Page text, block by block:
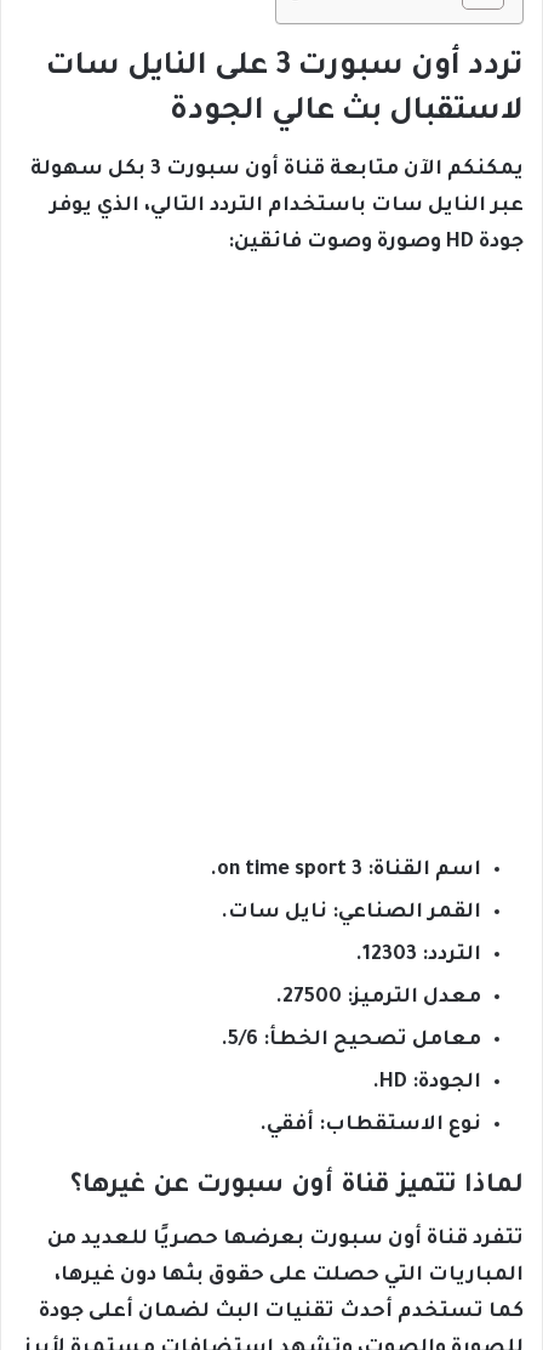
تردد أون سبورت 3 على النايل سات
لاستقبال بث عالي الجودة
يمكنكم الآن متابعة قناة أون سبورت 3 بكل سهولة
عبر النايل سات باستخدام التردد التالي، الذي يوفر
جودة HD وصورة وصوت فائقين:
اسم القناة: on time sport 3.
القمر الصناعي: نايل سات.
التردد: 12303.
معدل الترميز: 27500.
معامل تصحيح الخطأ: 5/6.
الجودة: HD.
نوع الاستقطاب: أفقي.
لماذا تتميز قناة أون سبورت عن غيرها؟
تتفرد قناة أون سبورت بعرضها حصريًا للعديد من
المباريات التي حصلت على حقوق بثها دون غيرها،
كما تستخدم أحدث تقنيات البث لضمان أعلى جودة